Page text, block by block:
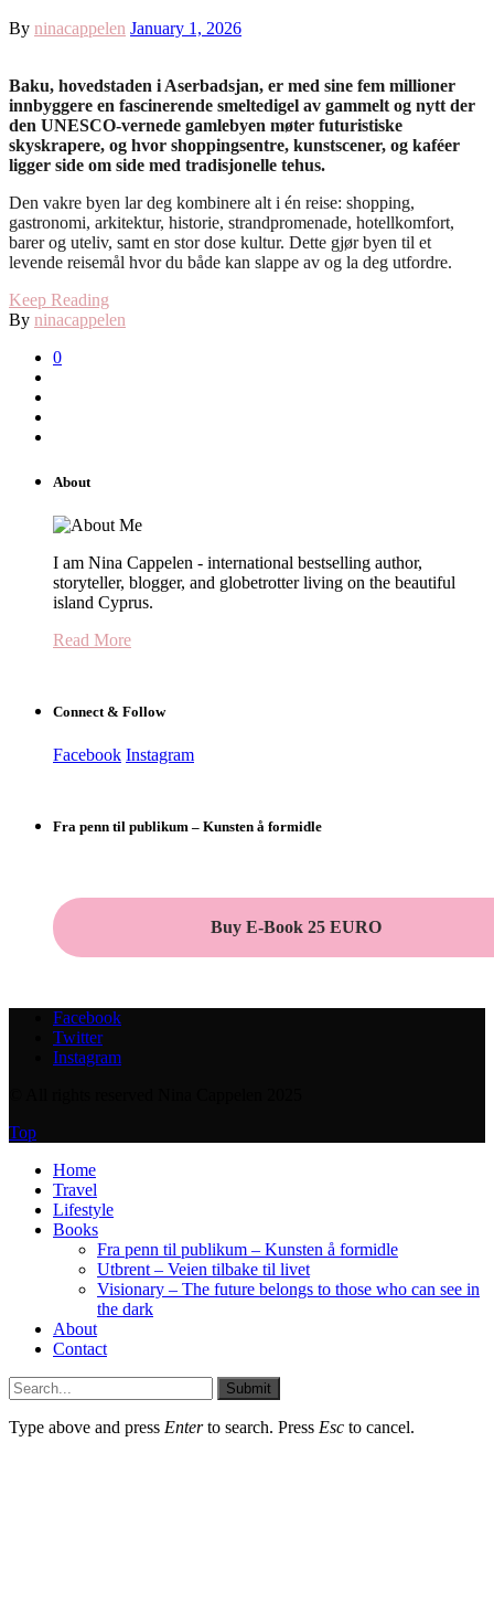
By ninacappelen January 1, 2026
Baku, hovedstaden i Aserbadsjan, er med sine fem millioner
innbyggere en fascinerende smeltedigel av gammelt og nytt der
den UNESCO-vernede gamlebyen møter futuristiske
skyskrapere, og hvor shoppingsentre, kunstscener, og kaféer
ligger side om side med tradisjonelle tehus.
Den vakre byen lar deg kombinere alt i én reise: shopping,
gastronomi, arkitektur, historie, strandpromenade, hotellkomfort,
barer og uteliv, samt en stor dose kultur. Dette gjør byen til et
levende reisemål hvor du både kan slappe av og la deg utfordre.
Keep Reading
By ninacappelen
0
About
I am Nina Cappelen - international bestselling author,
storyteller, blogger, and globetrotter living on the beautiful
island Cyprus.
Read More
Connect & Follow
Facebook Instagram
Fra penn til publikum – Kunsten å formidle
Buy E-Book 25 EURO
Facebook
Twitter
Instagram
Top
Home
Travel
Lifestyle
Books
Fra penn til publikum – Kunsten å formidle
Utbrent – Veien tilbake til livet
Visionary – The future belongs to those who can see in
the dark
About
Contact
Submit
Type above and press Enterto search. Press Esc to cancel.